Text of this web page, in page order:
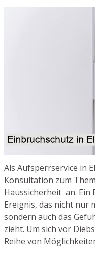
Als Aufsperrservice in
Konsultation zum
Haussicherheit an. Ein
Ereignis, das nicht nur
sondern auch das
zieht. Um sich vor
Reihe von